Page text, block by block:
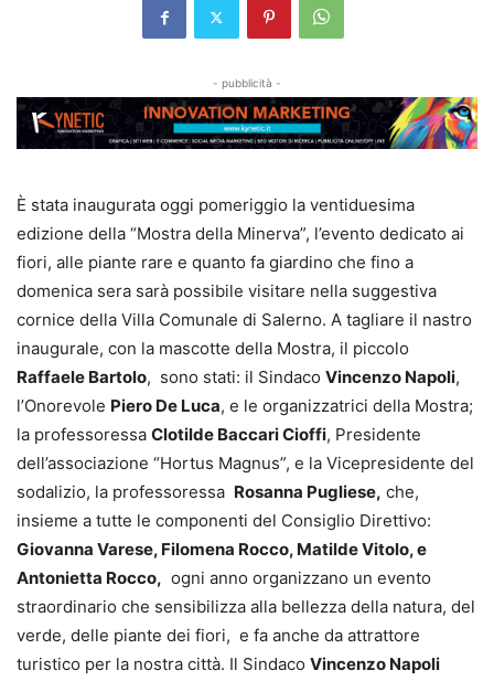
- pubblicità -
È stata inaugurata oggi pomeriggio la ventiduesima
edizione della “Mostra della Minerva”, l’evento dedicato ai
fiori, alle piante rare e quanto fa giardino che fino a
domenica sera sarà possibile visitare nella suggestiva
cornice della Villa Comunale di Salerno. A tagliare il nastro
inaugurale, con la mascotte della Mostra, il piccolo
Raffaele Bartolo, sono stati: il Sindaco Vincenzo Napoli,
l’Onorevole Piero De Luca, e le organizzatrici della Mostra;
la professoressa Clotilde Baccari Cioffi, Presidente
dell’associazione “Hortus Magnus”, e la Vicepresidente del
sodalizio, la professoressa Rosanna Pugliese, che,
insieme a tutte le componenti del Consiglio Direttivo:
Giovanna Varese, Filomena Rocco, Matilde Vitolo, e
Antonietta Rocco, ogni anno organizzano un evento
straordinario che sensibilizza alla bellezza della natura, del
verde, delle piante dei fiori, e fa anche da attrattore
turistico per la nostra città. Il Sindaco Vincenzo Napoli